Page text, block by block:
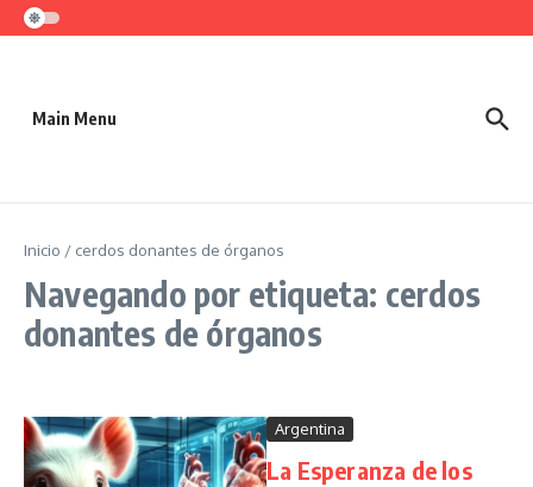
Saltar al contenido
Main Menu
Inicio / cerdos donantes de órganos
Navegando por etiqueta: cerdos
donantes de órganos
Argentina
La Esperanza de los